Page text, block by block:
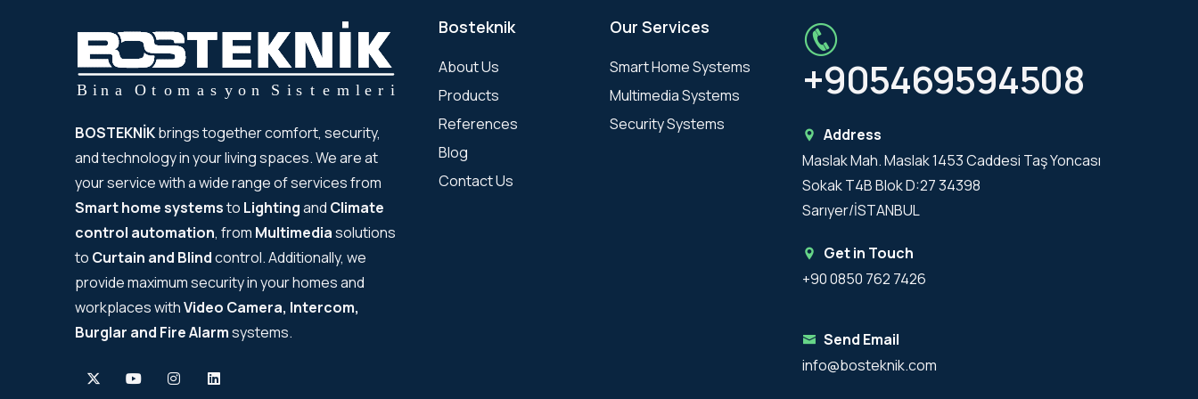
BOSTEKNİKbrings together comfort, security,
and technology in your living spaces. We are at
your service with a wide range of services from
Smart home systemsto Lightingand Climate
control automation, from Multimediasolutions
to Curtain and Blindcontrol. Additionally, we
provide maximum security in your homes and
workplaces withVideo Camera, Intercom,
Burglar and Fire Alarmsystems.
Bosteknik
About Us
Products
References
Blog
Contact Us
Our Services
Smart Home Systems
Multimedia Systems
Security Systems
+905469594508
Address
Maslak Mah. Maslak 1453 Caddesi Taş Yoncası
Sokak T4B Blok D:27 34398
Sarıyer/İSTANBUL
Get in Touch
+90 0850 762 7426
Send Email
info@bosteknik.com